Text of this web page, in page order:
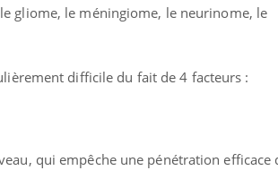
gliome, le méningiome, le neurinome, le
difficile du fait de 4 facteurs :
qui empêche une pénétration efficace